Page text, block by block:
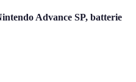
Advance SP, batterie